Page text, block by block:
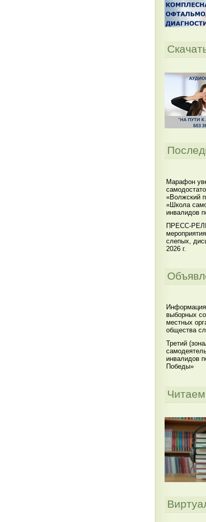
Марафон
«Волжский
«Школа
инвалидов
ПРЕСС-
слепых,
2026 г.
Информация
выборных
местных
общества
Третий
инвалидов
Победы»